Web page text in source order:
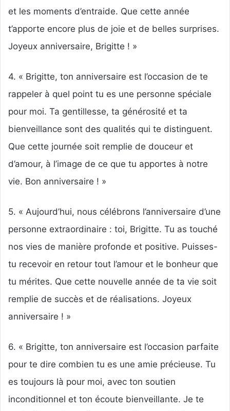
et les moments d’entraide. Que cette année
t’apporte encore plus de joie et de belles surprises.
Joyeux anniversaire, Brigitte ! »
4. « Brigitte, ton anniversaire est l’occasion de te
rappeler à quel point tu es une personne spéciale
pour moi. Ta gentillesse, ta générosité et ta
bienveillance sont des qualités qui te distinguent.
Que cette journée soit remplie de douceur et
d’amour, à l’image de ce que tu apportes à notre
vie. Bon anniversaire ! »
5. « Aujourd’hui, nous célébrons l’anniversaire d’une
personne extraordinaire : toi, Brigitte. Tu as touché
nos vies de manière profonde et positive. Puisses-
tu recevoir en retour tout l’amour et le bonheur que
tu mérites. Que cette nouvelle année de ta vie soit
remplie de succès et de réalisations. Joyeux
anniversaire ! »
6. « Brigitte, ton anniversaire est l’occasion parfaite
pour te dire combien tu es une amie précieuse. Tu
es toujours là pour moi, avec ton soutien
inconditionnel et ton écoute bienveillante. Je te